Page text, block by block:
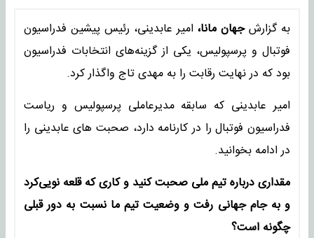
به گزارشجهان مانا، امیر عابدینی، رئیس پیشین فدراسیون
فوتبال و پرسپولیس، یکی از گزینه‌های انتخابات فدراسیون
بود که در نهایت رقابت را به مهدی تاج واگذار کرد.
امیر عابدینی که سابقه مدیرعاملی پرسپولیس و ریاست
فدراسیون فوتبال را در کارنامه دارد، صحبت های عابدینی را
در ادامه بخوانید.
مقداری درباره تیم ملی صحبت کنید و کاری که قلعه نویی‌کرد
و به جام جهانی رفت و وضعیت تیم ما نسبت به دور قبلی
چگونه است؟